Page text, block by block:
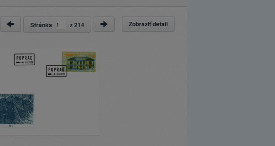
Zobraziť detail
Stránka z214